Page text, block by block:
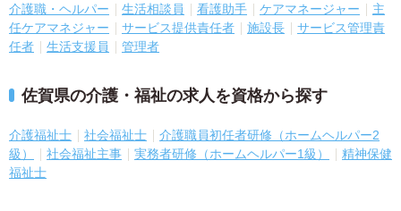
介護職・ヘルパー 生活相談員 看護助手 ケアマネージャー
主
任ケアマネジャー
サービス提供責任者 施設長
サービス管理責
任者
生活支援員 管理者
佐賀県の介護・福祉の求人を資格から探す
介護福祉士 社会福祉士
介護職員初任者研修（ホームヘルパー2
級）
社会福祉主事 実務者研修（ホームヘルパー1級）
精神保健
福祉士